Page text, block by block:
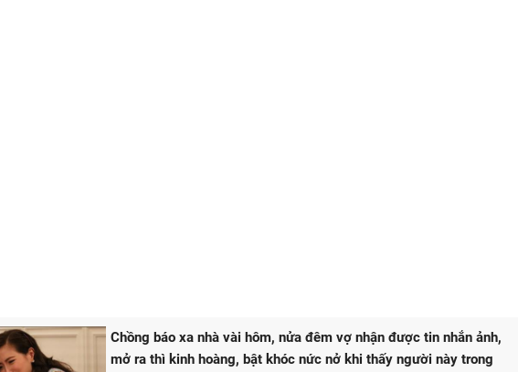
Chồng báo xa nhà vài hôm, nửa đêm vợ nhận được tin nhắn ảnh,
mở ra thì kinh hoàng, bật khóc nức nở khi thấy người này trong